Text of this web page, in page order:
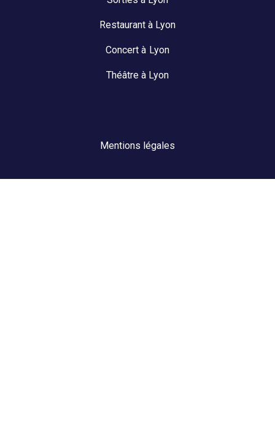
Restaurant à Lyon
Concert à Lyon
Théâtre à Lyon
Mentions légales